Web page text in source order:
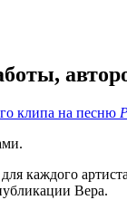
клипа на песню
каждого
Вера.